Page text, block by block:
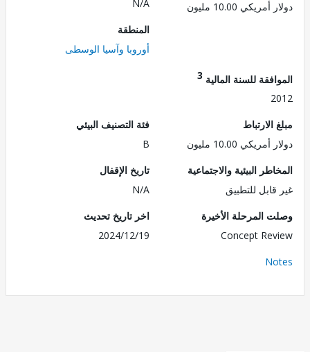
10.00 مليون
أوروبا وآسيا الوسطى
للسنة المالية3
10.00 مليون
فئة التصنيف البيئي
البيئية والاجتماعية
للتطبيق
تاريخ الإقفال
المرحلة الأخيرة
Concept
اخر تاريخ تحديث
2024/12/19